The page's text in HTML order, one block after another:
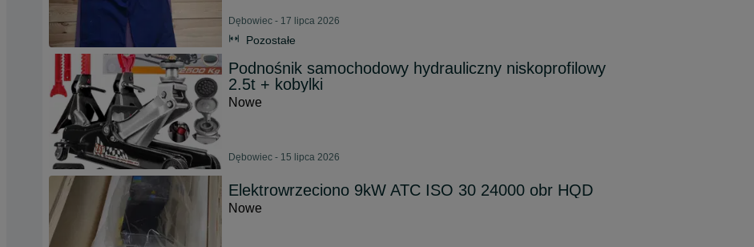
Dębowiec - 17 lipca 2026
Pozostałe
Podnośnik samochodowy hydrauliczny niskoprofilowy
2.5t + kobylki
Nowe
Dębowiec - 15 lipca 2026
Elektrowrzeciono 9kW ATC ISO 30 24000 obr HQD
Nowe